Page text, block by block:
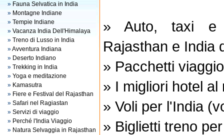
» Fauna Selvatica in India
» Montagne Indiane
» Tempie Indiane
» Vacanza India Dell'Himalaya
» Treno di Lusso in India
»Avventura Indiana
» Deserto Indiano
» Trekking in India
» Yoga e meditazione
» Kamasutra
» Fiere e Festival del Rajasthan
» Safari nel Ragiastan
» Servizi di viaggio
» Perché l'India Viaggio
» Natura Selvaggia in Rajasthan
» Auto, taxi e
Rajasthan e India
» Pacchetti viaggio
» I migliori hotel
» Voli per l'India
» Biglietti treno